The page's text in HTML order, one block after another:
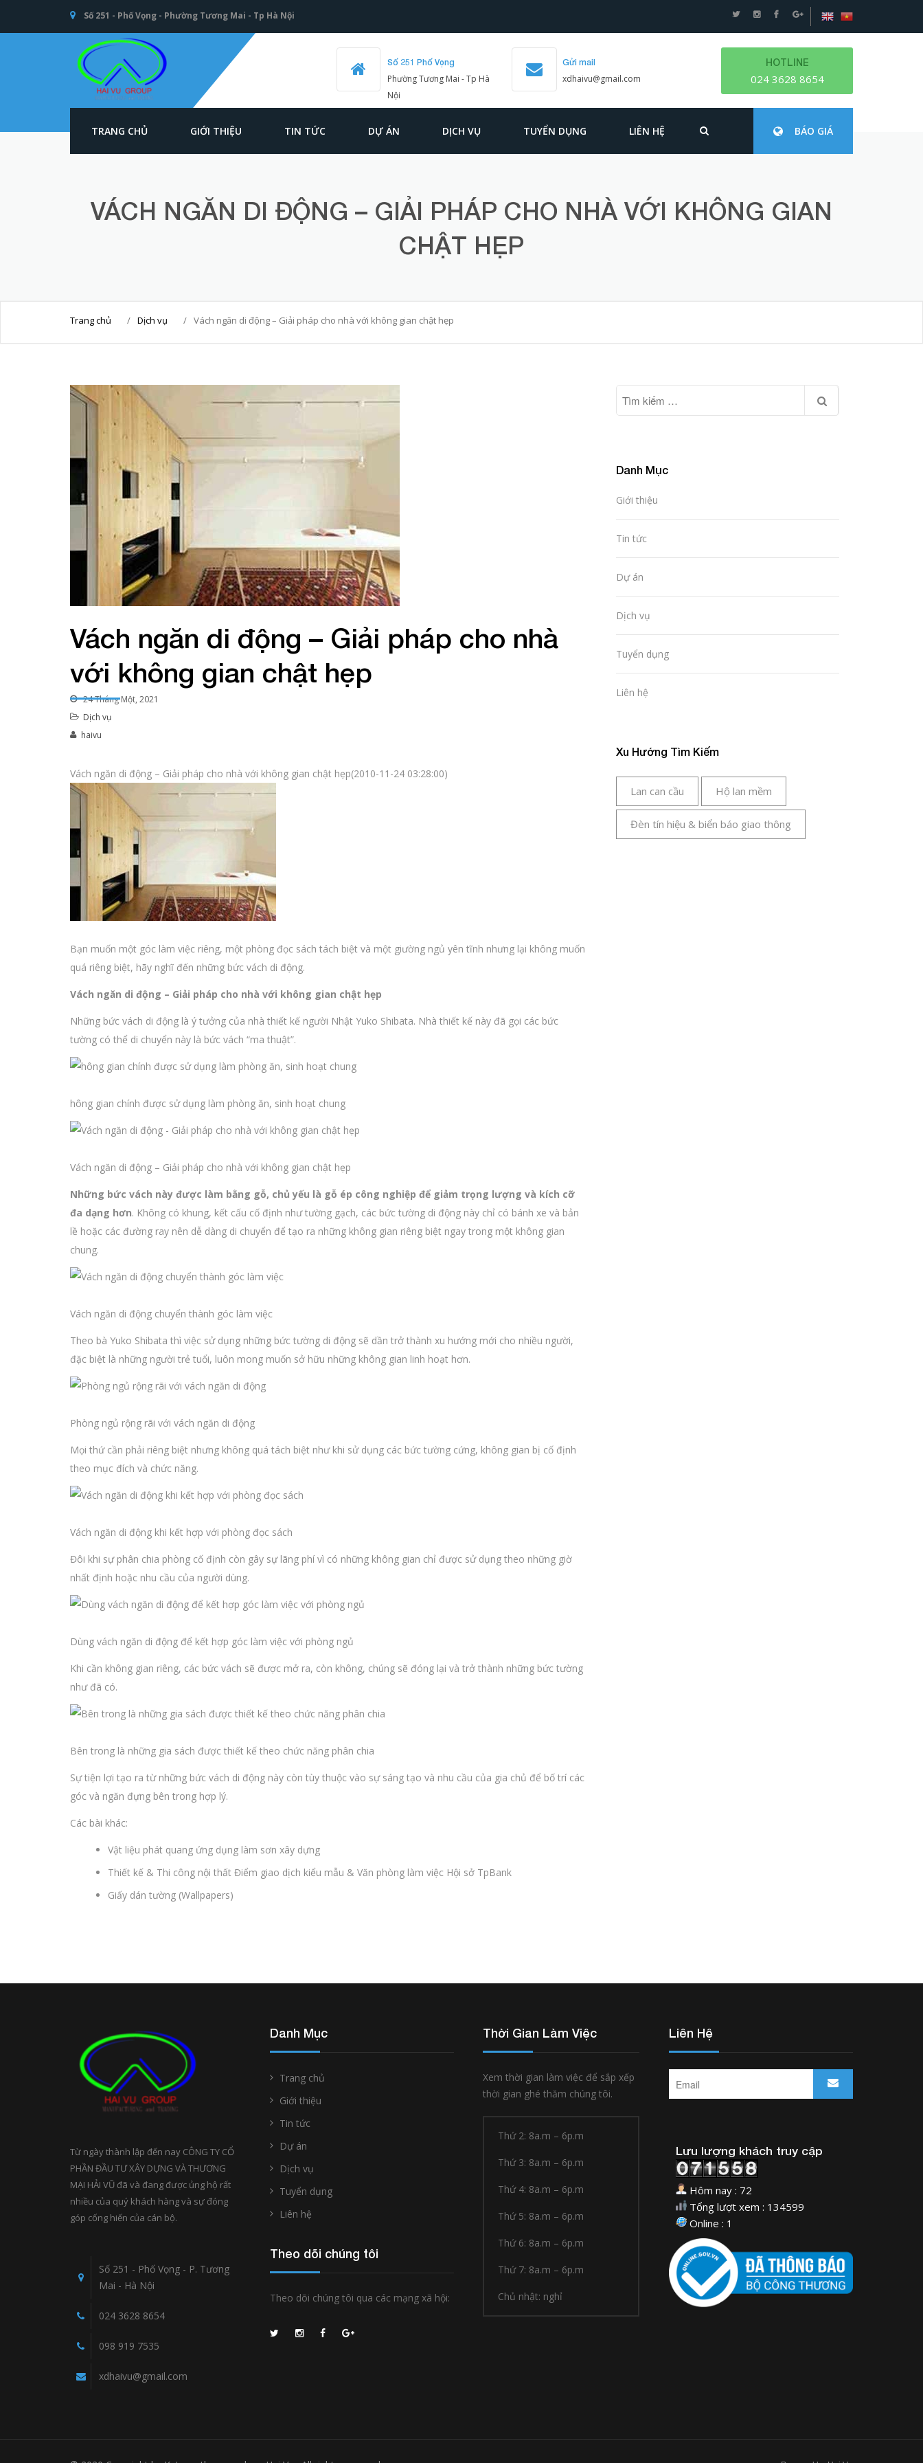
Số 251 - Phố Vọng - Phường Tương Mai - Tp Hà Nội
thông - Kết cấu
Số 251 Phố Vọng
Phường Tương Mai - Tp Hà
Nội
Gửi mail
xdhaivu@gmail.com
HOTLINE
024 3628 8654
TRANG CHỦ GIỚI THIỆU TIN TỨC DỰ ÁN DỊCH VỤ TUYỂN DỤNG LIÊN HỆ BÁO GIÁ
VÁCH NGĂN DI ĐỘNG – GIẢI PHÁP CHO NHÀ VỚI KHÔNG GIAN
CHẬT HẸP
Trang chủ / Dịch vụ / Vách ngăn di động – Giải pháp cho nhà với không gian chật hẹp
Vách ngăn di động – Giải pháp cho nhà
với không gian chật hẹp
24 Tháng Một, 2021
Dịch vụ
haivu
Vách ngăn di động – Giải pháp cho nhà với không gian chật hẹp(2010-11-24 03:28:00)
Bạn muốn một góc làm việc riêng, một phòng đọc sách tách biệt và một giường ngủ yên tĩnh nhưng lại không muốn
quá riêng biệt, hãy nghĩ đến những bức vách di động.
Vách ngăn di động – Giải pháp cho nhà với không gian chật hẹp
Những bức vách di động là ý tưởng của nhà thiết kế người Nhật Yuko Shibata. Nhà thiết kế này đã gọi các bức
tường có thể di chuyển này là bức vách “ma thuật”.
hông gian chính được sử dụng làm phòng ăn, sinh hoạt chung
Vách ngăn di động – Giải pháp cho nhà với không gian chật hẹp
Những bức vách này được làm bằng gỗ, chủ yếu là gỗ ép công nghiệp để giảm trọng lượng và kích cỡ
đa dạng hơn. Không có khung, kết cấu cố định như tường gạch, các bức tường di động này chỉ có bánh xe và bản
lề hoặc các đường ray nên dễ dàng di chuyển để tạo ra những không gian riêng biệt ngay trong một không gian
chung.
Vách ngăn di động chuyển thành góc làm việc
Theo bà Yuko Shibata thì việc sử dụng những bức tường di động sẽ dần trở thành xu hướng mới cho nhiều người,
đặc biệt là những người trẻ tuổi, luôn mong muốn sở hữu những không gian linh hoạt hơn.
Phòng ngủ rộng rãi với vách ngăn di động
Mọi thứ cần phải riêng biệt nhưng không quá tách biệt như khi sử dụng các bức tường cứng, không gian bị cố định
theo mục đích và chức năng.
Vách ngăn di động khi kết hợp với phòng đọc sách
Đôi khi sự phân chia phòng cố định còn gây sự lãng phí vì có những không gian chỉ được sử dụng theo những giờ
nhất định hoặc nhu cầu của người dùng.
Dùng vách ngăn di động để kết hợp góc làm việc với phòng ngủ
Khi cần không gian riêng, các bức vách sẽ được mở ra, còn không, chúng sẽ đóng lại và trở thành những bức tường
như đã có.
Bên trong là những gia sách được thiết kế theo chức năng phân chia
Sự tiện lợi tạo ra từ những bức vách di động này còn tùy thuộc vào sự sáng tạo và nhu cầu của gia chủ để bố trí các
góc và ngăn đựng bên trong hợp lý.
Các bài khác:
Vật liệu phát quang ứng dụng làm sơn xây dựng
Thiết kế & Thi công nội thất Điểm giao dịch kiểu mẫu & Văn phòng làm việc Hội sở TpBank
Giấy dán tường (Wallpapers)
Danh Mục
Giới thiệu
Tin tức
Dự án
Dịch vụ
Tuyển dụng
Liên hệ
Xu Hướng Tìm Kiếm
Lan can cầu Hộ lan mềm
Đèn tín hiệu & biển báo giao thông
Từ ngày thành lập đến nay CÔNG TY CỔ
PHẦN ĐẦU TƯ XÂY DỰNG VÀ THƯƠNG
MẠI HẢI VŨ đã và đang được ủng hộ rất
nhiều của quý khách hàng và sự đóng
góp cống hiến của cán bộ.
Số 251 - Phố Vọng - P. Tương
Mai - Hà Nội
024 3628 8654
098 919 7535
xdhaivu@gmail.com
Danh Mục
Trang chủ
Giới thiệu
Tin tức
Dự án
Dịch vụ
Tuyển dụng
Liên hệ
Theo dõi chúng tôi
Theo dõi chúng tôi qua các mạng xã hội:
Thời Gian Làm Việc
Xem thời gian làm việc để sắp xếp
thời gian ghé thăm chúng tôi.
Thứ 2: 8a.m – 6p.m
Thứ 3: 8a.m – 6p.m
Thứ 4: 8a.m – 6p.m
Thứ 5: 8a.m – 6p.m
Thứ 6: 8a.m – 6p.m
Thứ 7: 8a.m – 6p.m
Chủ nhật: nghỉ
Liên Hệ
Lưu lượng khách truy cập
Hôm nay : 72
Tổng lượt xem : 134599
Online : 1